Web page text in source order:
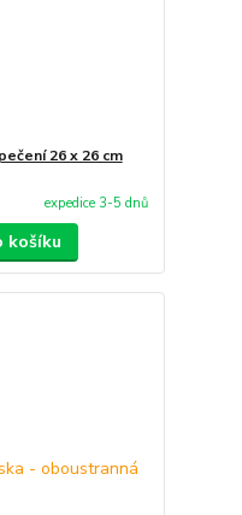
26 x 26 cm
expedice 3-5 dnů
košíku